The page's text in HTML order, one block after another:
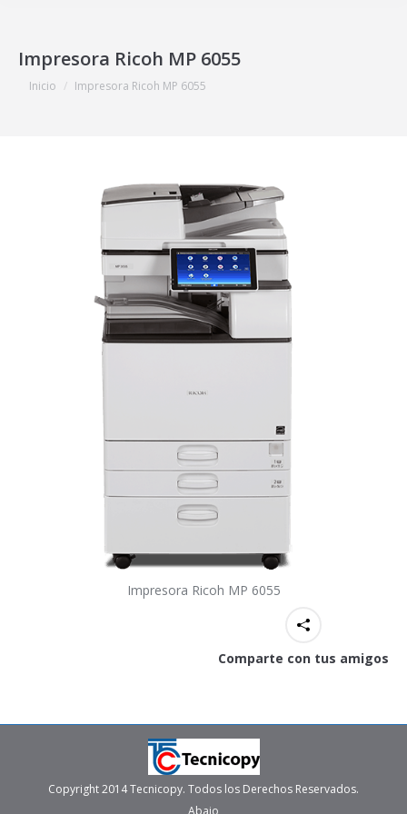
Impresora Ricoh MP 6055
Estás aquí:
Inicio Impresora Ricoh MP 6055
Impresora Ricoh MP 6055
Comparte con tus amigos
Copyright 2014 Tecnicopy. Todos los Derechos Reservados.
Abajo